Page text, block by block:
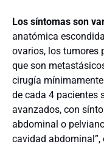
Los síntomas son
anatómica
ovarios, los tumores
que son
cirugía
de cada 4 pacientes
avanzados, con
abdominal o
cavidad abdominal”,